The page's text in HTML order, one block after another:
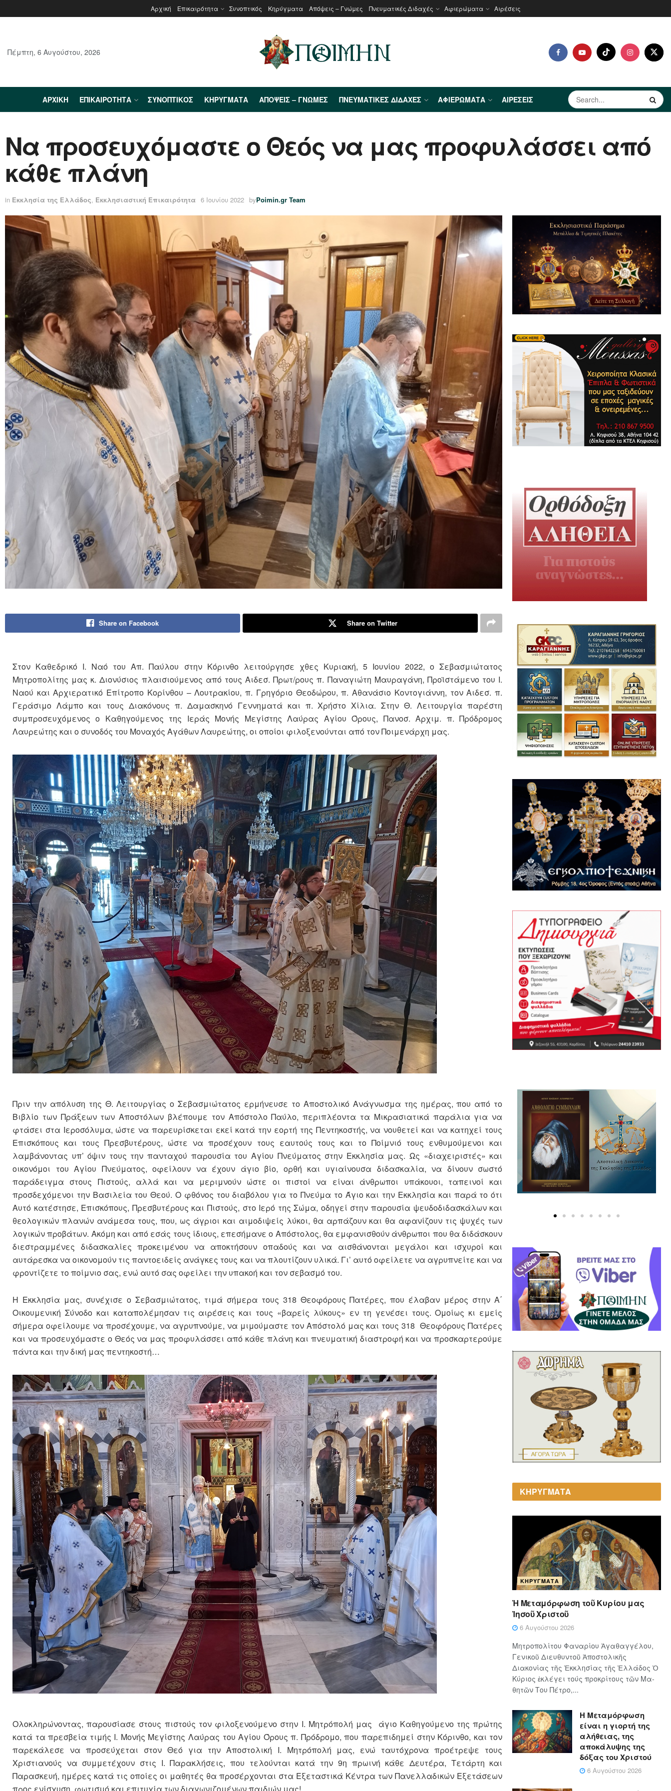
Αρχική Επικαιρότητα Συνοπτικός Κηρύγματα Απόψεις – Γνώμες Πνευματικές Διδαχές Αφιερώματα Αιρέσεις
Πέμπτη, 6 Αυγούστου, 2026
ΑΡΧΙΚΉ ΕΠΙΚΑΙΡΌΤΗΤΑ ΣΥΝΟΠΤΙΚΌΣ ΚΗΡΎΓΜΑΤΑ ΑΠΌΨΕΙΣ – ΓΝΏΜΕΣ ΠΝΕΥΜΑΤΙΚΈΣ ΔΙΔΑΧΈΣ ΑΦΙΕΡΏΜΑΤΑ ΑΙΡΈΣΕΙΣ
Να προσευχόμαστε ο Θεός να μας προφυλάσσει από
κάθε πλάνη
in Εκκλησία της Ελλάδος, Εκκλησιαστική Επικαιρότητα 6 Ιουνίου 2022 byPoimin.gr Team
Share on Facebook Share on Twitter
Στον Καθεδρικό Ι. Ναό του Απ. Παύλου στην Κόρινθο λειτούργησε χθες Κυριακή, 5 Ιουνίου 2022, ο Σεβασμιώτατος
Μητροπολίτης μας κ. Διονύσιος πλαισιούμενος από τους Αιδεσ. Πρωτ/ρους π. Παναγιώτη Μαυραγάνη, Προϊστάμενο του Ι.
Ναού και Αρχιερατικό Επίτροπο Κορίνθου – Λουτρακίου, π. Γρηγόριο Θεοδώρου, π. Αθανάσιο Κοντογιάννη, τον Αιδεσ. π.
Γεράσιμο Λάμπο και τους Διακόνους π. Δαμασκηνό Γεννηματά και π. Χρήστο Χίλια. Στην Θ. Λειτουργία παρέστη
συμπροσευχόμενος ο Καθηγούμενος της Ιεράς Μονής Μεγίστης Λαύρας Αγίου Όρους, Πανοσ. Αρχιμ. π. Πρόδρομος
Λαυρεώτης και ο συνοδός του Μοναχός Αγάθων Λαυρεώτης, οι οποίοι φιλοξενούνται από τον Ποιμενάρχη μας.
Πριν την απόλυση της Θ. Λειτουργίας ο Σεβασμιώτατος ερμήνευσε το Αποστολικό Ανάγνωσμα της ημέρας, που από το
Βιβλίο των Πράξεων των Αποστόλων βλέπουμε τον Απόστολο Παύλο, περιπλέοντα τα Μικρασιατικά παράλια για να
φτάσει στα Ιεροσόλυμα, ώστε να παρευρίσκεται εκεί κατά την εορτή της Πεντηκοστής, να νουθετεί και να κατηχεί τους
Επισκόπους και τους Πρεσβυτέρους, ώστε να προσέχουν τους εαυτούς τους και το Ποίμνιό τους ενθυμούμενοι και
λαμβάνοντας υπ’ όψιν τους την πανταχού παρουσία του Αγίου Πνεύματος στην Εκκλησία μας. Ως «διαχειριστές» και
οικονόμοι του Αγίου Πνεύματος, οφείλουν να έχουν άγιο βίο, ορθή και υγιαίνουσα διδασκαλία, να δίνουν σωστό
παράδειγμα στους Πιστούς, αλλά και να μεριμνούν ώστε οι πιστοί να είναι άνθρωποι υπάκουοι, ταπεινοί και
προσδεχόμενοι την Βασιλεία του Θεού. Ο φθόνος του διαβόλου για το Πνεύμα το Άγιο και την Εκκλησία και παρά το ότι
Αυτό κατέστησε, Επισκόπους, Πρεσβυτέρους και Πιστούς, στο Ιερό της Σώμα, οδηγεί στην παρουσία ψευδοδιδασκάλων και
θεολογικών πλανών ανάμεσα τους, που, ως άγριοι και αιμοδιψείς λύκοι, θα αρπάζουν και θα αφανίζουν τις ψυχές των
λογικών προβάτων. Ακόμη και από εσάς τους ίδιους, επεσήμανε ο Απόστολος, θα εμφανισθούν άνθρωποι που θα διδάσκουν
διεστραμμένες διδασκαλίες προκειμένου να αποκτήσουν οπαδούς και να αισθάνονται μεγάλοι και ισχυροί και
αυτάρεσκα να οικονομούν τις παντοειδείς ανάγκες τους και να πλουτίζουν υλικά. Γι’ αυτό οφείλετε να αγρυπνείτε και να
φροντίζετε το ποίμνιο σας, ενώ αυτό σας οφείλει την υπακοή και τον σεβασμό του.
Η Εκκλησία μας, συνέχισε ο Σεβασμιώτατος, τιμά σήμερα τους 318 Θεοφόρους Πατέρες, που έλαβαν μέρος στην Α΄
Οικουμενική Σύνοδο και καταπολέμησαν τις αιρέσεις και τους «βαρείς λύκους» εν τη γενέσει τους. Ομοίως κι εμείς
σήμερα οφείλουμε να προσέχουμε, να αγρυπνούμε, να μιμούμαστε τον Απόστολό μας και τους 318 Θεοφόρους Πατέρες
και να προσευχόμαστε ο Θεός να μας προφυλάσσει από κάθε πλάνη και πνευματική διαστροφή και να προσκαρτερούμε
πάντα και την δική μας πεντηκοστή…
Ολοκληρώνοντας, παρουσίασε στους πιστούς τον φιλοξενούμενο στην Ι. Μητρόπολή μας άγιο Καθηγούμενο της πρώτης
κατά τα πρεσβεία τιμής Ι. Μονής Μεγίστης Λαύρας του Αγίου Όρους π. Πρόδρομο, που παρεπιδημεί στην Κόρινθο, και τον
παρεκάλεσε να προσεύχεται στον Θεό για την Αποστολική Ι. Μητρόπολή μας, ενώ ταυτόχρονα προέτρεψε τους
Χριστιανούς να συμμετέχουν στις Ι. Παρακλήσεις, που τελούνται κατά την 9η πρωινή κάθε Δευτέρα, Τετάρτη και
Παρασκευή, ημέρες κατά τις οποίες οι μαθητές θα προσέρχονται στα Εξεταστικά Κέντρα των Πανελλαδικών Εξετάσεων
ΚΗΡΥΓΜΑΤΑ
ΚΗΡΎΓΜΑΤΑ
Ἡ Μεταμόρφωση τοῦ Κυρίου μας
Ἰησοῦ Χριστοῦ
6 Αυγούστου 2026
Μητροπολίτου Φαναρίου Ἀγαθαγγέλου,
Γενικοῦ Διευθυντοῦ Ἀποστολικῆς
Διακονίας τῆς Ἐκκλησίας τῆς Ἑλλάδος Ὁ
Κύ­ρι­ος ἐκλέγει τούς προ­κρί­τους τῶν Μα­
θη­τῶν Του Πέ­τρο,...
Η Μεταμόρφωση
είναι η γιορτή της
αλήθειας, της
αποκάλυψης της
δόξας του Χριστού
6 Αυγούστου 2026